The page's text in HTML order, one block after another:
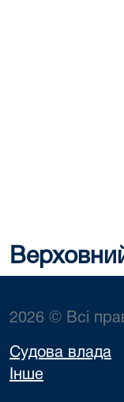
2026 © Всі
Судова влада
Інше